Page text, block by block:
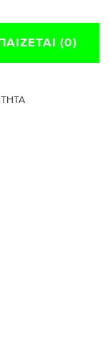
(0)